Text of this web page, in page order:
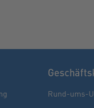
Rund-ums-